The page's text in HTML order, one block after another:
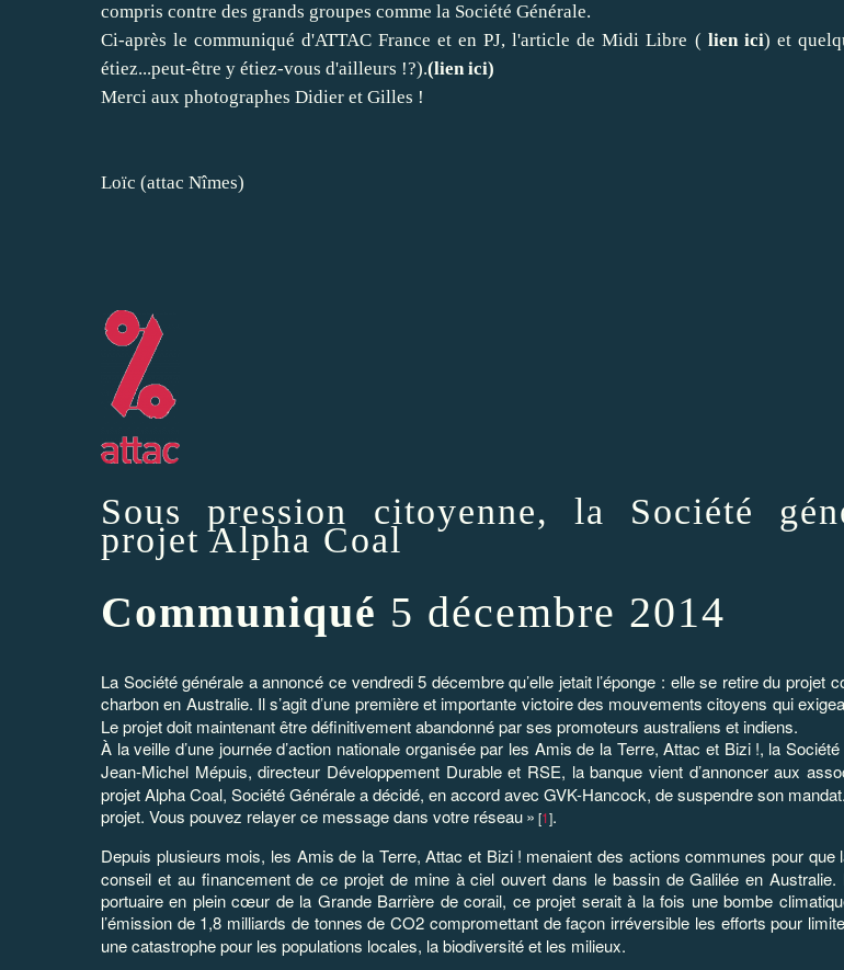
compris contre des grands groupes comme la Société Générale.
Ci-après le communiqué d'ATTAC France et en PJ, l'article de Midi Libre ( lien ici) et
étiez...peut-être y étiez-vous d'ailleurs !?).(lien ici)
Merci aux photographes Didier et Gilles !
Loïc (attac Nîmes)
Sous pression citoyenne, la Société
projet Alpha Coal
Communiqué 5 décembre 2014
La Société générale a annoncé ce vendredi5 décembre qu’elle jetait l’éponge : elle se retire du projet
charbon en Australie. Il s’agit d’une première et importante victoire des mouvements citoyens qui
Le projet doit maintenant être définitivement abandonné par ses promoteurs australiens et indiens.
À la veille d’une journée d’action nationale organisée par les Amis de la Terre, Attac et Bizi !, la
Jean-Michel Mépuis, directeur Développement Durable et RSE, la banque vient d’annoncer aux
projet Alpha Coal, Société Générale a décidé, en accord avec GVK-Hancock, de suspendre son
projet. Vous pouvez relayer ce message dans votre réseau» [1].
Depuis plusieurs mois, les Amis de la Terre, Attac et Bizi ! menaient des actions communes pour
conseil et au financement de ce projet de mine à ciel ouvert dans le bassin de Galilée en
portuaire en plein cœur de la Grande Barrière de corail, ce projet serait à la fois une bombe
l’émission de 1,8 milliards de tonnes de CO2 compromettant de façon irréversible les efforts pour
une catastrophe pour les populations locales, la biodiversité et les milieux.